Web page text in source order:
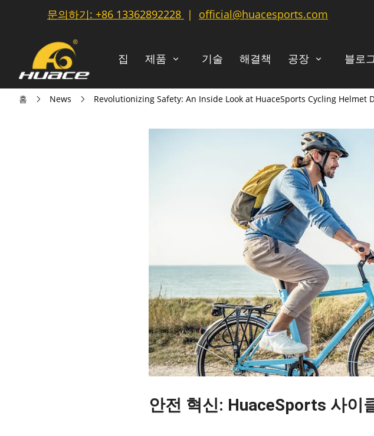
문의하기: +86 13362892228 | official@huacesports.com
집 제품 기술 해결책 공장 블로
홈 News Revolutionizing Safety: An Inside Look at HuaceSports Cycling Helmet
안전 혁신: HuaceSports 사이